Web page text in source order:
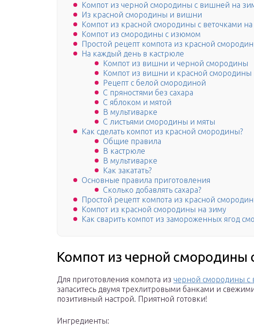
Компот из черной смородины с вишней на
Из красной смородины и вишни
Компот из красной смородины с веточками
Компот из смородины с изюмом
Простой рецепт компота из красной
На каждый день в кастрюле
Компот из вишни и черной смородины
Компот из вишни и красной смородины
Рецепт с белой смородиной
С пряностями без сахара
С яблоком и мятой
В мультиварке
С листьями смородины и мяты
Как сделать компот из красной смородины?
Общие правила
В кастрюле
В мультиварке
Как закатать?
Основные правила приготовления
Сколько добавлять сахара?
Простой рецепт компота из красной
Компот из красной смородины на зиму
Как сварить компот из замороженных ягод
Компот из черной смородины
Для приготовления компота из черной смородины с
запаситесь двумя трехлитровыми банками и
позитивный настрой. Приятной готовки!
Ингредиенты: